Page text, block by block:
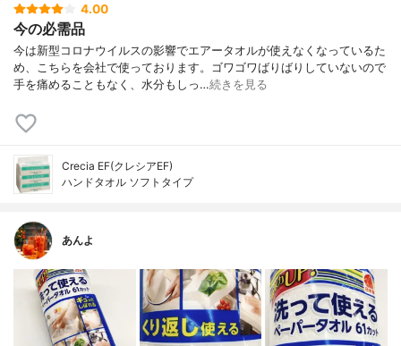
4.00
今の必需品
今は新型コロナウイルスの影響でエアータオルが使えなくなっているた
め、こちらを会社で使っております。ゴワゴワばりばりしていないので
手を痛めることもなく、水分もしっ…続きを見る
Crecia EF(クレシアEF)
ハンドタオル ソフトタイプ
あんよ